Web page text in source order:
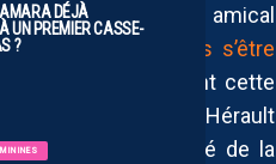
DÉJÀ
UN PREMIER CASSE-
?
recevait en match amical
Quatre jours après s’être
chinoises se sont cette
du Montpellier Hérault
et a joué l’intégralité de la